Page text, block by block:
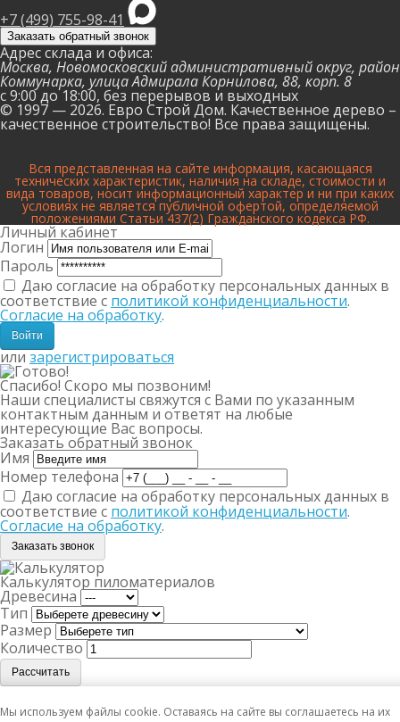
+7 (499) 755-98-41
Заказать обратный звонок
Адрес склада и офиса:
Москва, Новомосковский административный округ, район
Коммунарка, улица Адмирала Корнилова, 88, корп. 8
с 9:00 до 18:00, без перерывов и выходных
© 1997 — 2026. Евро Строй Дом. Качественное дерево –
качественное строительство! Все права защищены.
Вся представленная на сайте информация, касающаяся
технических характеристик, наличия на складе, стоимости и
вида товаров, носит информационный характер и ни при каких
условиях не является публичной офертой, определяемой
положениями Статьи 437(2) Гражданского кодекса РФ.
Личный кабинет
Логин
Пароль
Даю согласие на обработку персональных данных в
соответствие с политикой конфиденциальности.
Согласие на обработку.
или зарегистрироваться
Спасибо! Скоро мы позвоним!
Наши специалисты свяжутся с Вами по указанным
контактным данным и ответят на любые
интересующие Вас вопросы.
Заказать обратный звонок
Имя
Номер телефона
Даю согласие на обработку персональных данных в
соответствие с политикой конфиденциальности.
Согласие на обработку.
Заказать звонок
Калькулятор пиломатериалов
Древесина
Тип
Размер
Количество
Рассчитать
Ваш товар успешно добавлен в корзину
Мы используем файлы cookie. Оставаясь на сайте вы соглашаетесь на их